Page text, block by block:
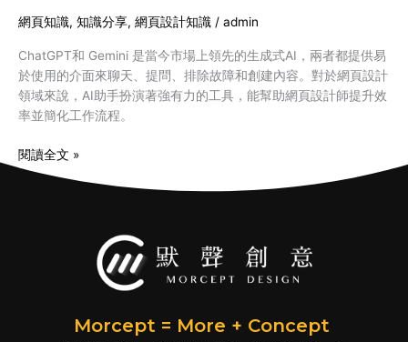
網頁知識, 知識分享, 網頁設計知識 / admin
ChatGPT和 Gemini 是當今市場上領先的生成式AI，兩者都提供易
於使用的介面來聊天、提問、排除故障和創建內容。對於網頁設計
領域來說，AI助手扮演著強有力的工具，能幫助網頁設計師提升效
率並簡化工作流程。
閱讀全文 »
Morcept = More + Concept